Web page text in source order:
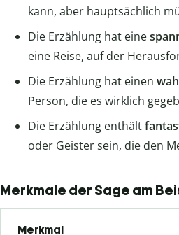
kann, aber hauptsächlich
Die Erzählung hat eine
eine Reise, auf der
Die Erzählung hat einen
Person, die es wirklich
Die Erzählung enthält
oder Geister sein, die den
Merkmale der Sage am
Merkmal